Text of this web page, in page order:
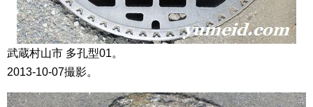
武蔵村山市 多孔型01。
2013-10-07撮影。